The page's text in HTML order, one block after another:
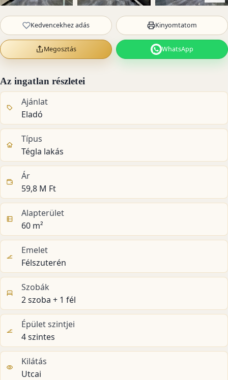
Kedvencekhez adás Kinyomtatom
Megosztás WhatsApp
Az ingatlan részletei
Ajánlat
Eladó
Típus
Tégla lakás
Ár
59,8 M Ft
Alapterület
60 m²
Emelet
Félszuterén
Szobák
2 szoba + 1 fél
Épület szintjei
4 szintes
Kilátás
Utcai